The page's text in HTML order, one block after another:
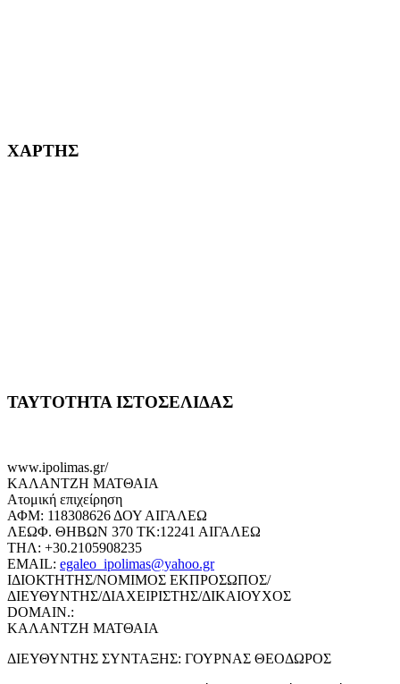
ΧΑΡΤΗΣ
ΤΑΥΤΟΤΗΤΑ ΙΣΤΟΣΕΛΙΔΑΣ
www.ipolimas.gr/
ΚΑΛΑΝΤΖΗ ΜΑΤΘΑΙΑ
Ατομική επιχείρηση
ΑΦΜ: 118308626 ΔΟΥ ΑΙΓΑΛΕΩ
ΛΕΩΦ. ΘΗΒΩΝ 370 ΤΚ:12241 ΑΙΓΑΛΕΩ
ΤΗΛ: +30.2105908235
EMAIL: egaleo_ipolimas@yahoo.gr
ΙΔΙΟΚΤΗΤΗΣ/ΝΟΜΙΜΟΣ ΕΚΠΡΟΣΩΠΟΣ/
ΔΙΕΥΘΥΝΤΗΣ/ΔΙΑΧΕΙΡΙΣΤΗΣ/ΔΙΚΑΙΟΥΧΟΣ
DOMAIN.:
ΚΑΛΑΝΤΖΗ ΜΑΤΘΑΙΑ
ΔΙΕΥΘΥΝΤΗΣ ΣΥΝΤΑΞΗΣ: ΓΟΥΡΝΑΣ ΘΕΟΔΩΡΟΣ